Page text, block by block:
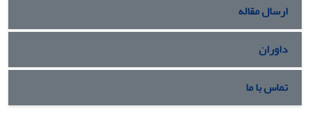
ارسال مقاله
داوران
تماس با ما